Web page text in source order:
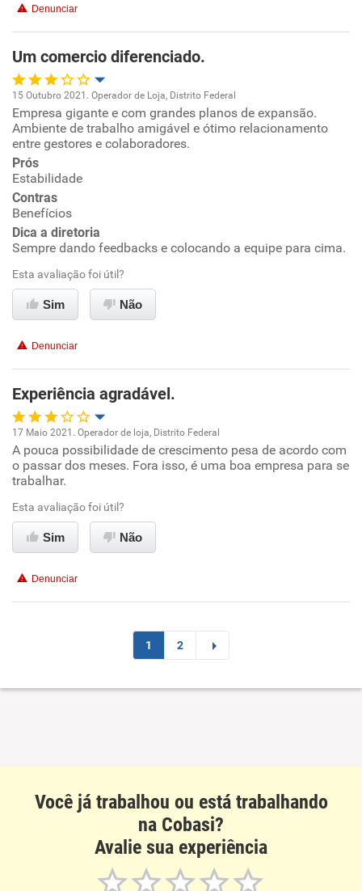
Recomenda esta empresa
Recomenda a diretoria
Denunciar
Um comercio diferenciado.
Oportunidade de promoção
Ambiente de trabalho
Conciliação com a vida familiar
Benefícios
Recomenda esta empresa
Recomenda a diretoria
15 Outubro 2021. Operador de Loja, Distrito Federal
Empresa gigante e com grandes planos de expansão.
Ambiente de trabalho amigável e ótimo relacionamento
entre gestores e colaboradores.
Prós
Estabilidade
Contras
Benefícios
Dica a diretoria
Sempre dando feedbacks e colocando a equipe para cima.
Esta avaliação foi útil?
Sim Não
Denunciar
Experiência agradável.
Oportunidade de promoção
Conciliação com a vida familiar
17 Maio 2021. Operador de loja, Distrito Federal
A pouca possibilidade de crescimento pesa de acordo com
o passar dos meses. Fora isso, é uma boa empresa para se
trabalhar.
Esta avaliação foi útil?
Sim Não
Denunciar
1 2
Você já trabalhou ou está trabalhando
na Cobasi?
Avalie sua experiência